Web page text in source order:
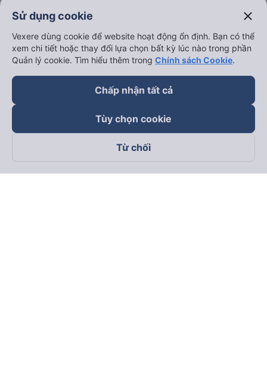
Đối tác thanh toán
Sử dụng cookie close
Vexere dùng cookie để website hoạt động ổn định. Bạn có thể
xem chi tiết hoặc thay đổi lựa chọn bất kỳ lúc nào trong phần
Quản lý cookie. Tìm hiểu thêm trong Chính sách Cookie.
Chấp nhận tất cả
Tùy chọn cookie
Từ chối